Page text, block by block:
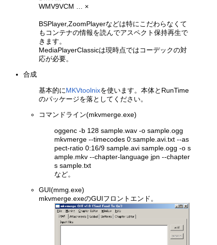
WMV9VCM … ×
BSPlayer,ZoomPlayerなどは特にこだわらなくて
もコンテナの情報を読んでアスペクト保持再生で
きます。
MediaPlayerClassicは現時点ではコーデックの対
応が必要。
合成
基本的にMKVtoolnixを使います。本体とRunTime
のパッケージを落としてください。
コマンドライン(mkvmerge.exe)
oggenc -b 128 sample.wav -o sample.ogg
mkvmerge --timecodes 0:sample.avi.txt --as
pect-ratio 0:16/9 sample.avi sample.ogg -o s
ample.mkv --chapter-language jpn --chapter
s sample.txt
など。
GUI(mmg.exe)
mkvmerge.exeのGUIフロントエンド。